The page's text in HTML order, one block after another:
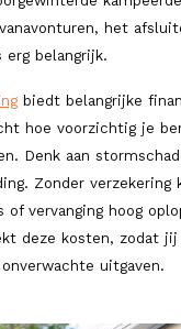
het
erg belangrijk.
biedt belangrijke
hoe voorzichtig je
Denk aan
Zonder verzekering
of vervanging hoog
deze kosten, zodat jij
uitgaven.